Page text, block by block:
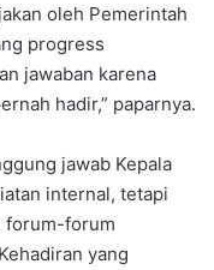
oleh Pemerintah
progress
jawaban karena
hadir,” paparnya.
jawab Kepala
internal, tetapi
forum-forum
yang